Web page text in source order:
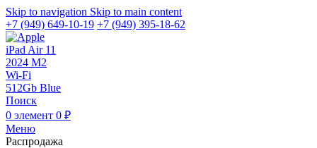
Skip to navigation Skip to main content
+7 (949) 649-10-19 +7 (949) 395-18-62
Поиск
0 элемент 0 ₽
Меню
Распродажа